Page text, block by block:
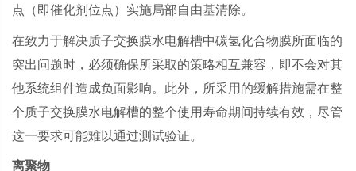
点（即催化剂位点）实施局部自由基清除。
在致力于解决质子交换膜水电解槽中碳氢化合物膜所面临的
突出问题时，必须确保所采取的策略相互兼容，即不会对其
他系统组件造成负面影响。此外，所采用的缓解措施需在整
个质子交换膜水电解槽的整个使用寿命期间持续有效，尽管
这一要求可能难以通过测试验证。
离聚物